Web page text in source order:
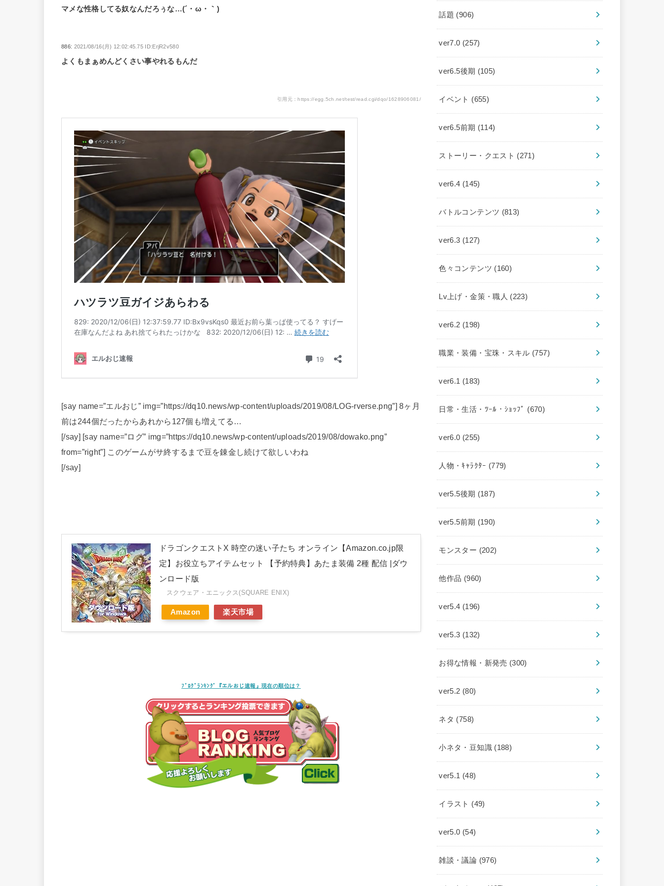
マメな性格してる奴なんだろぅな…(´・ω・｀)
886: 2021/08/16(月) 12:02:45.75 ID:ErjR2v580
よくもまぁめんどくさい事やれるもんだ
引用元：https://egg.5ch.net/test/read.cgi/dqo/1628906081/
[say name=”エルおじ” img=”https://dq10.news/wp-content/uploads/2019/08/LOG-rverse.png”] 8ヶ月
前は244個だったからあれから127個も増えてる…
[/say] [say name=”ログ” img=”https://dq10.news/wp-content/uploads/2019/08/dowako.png”
from=”right”] このゲームがサ終するまで豆を錬金し続けて欲しいわね
[/say]
ドラゴンクエストX 時空の迷い子たち オンライン【Amazon.co.jp限
定】お役立ちアイテムセット 【予約特典】あたま装備 2種 配信 |ダウ
ンロード版
スクウェア・エニックス(SQUARE ENIX)
Amazon 楽天市場
ﾌﾞﾛｸﾞﾗﾝｷﾝｸﾞ『エルおじ速報』現在の順位は？
話題 (906)
ver7.0 (257)
ver6.5後期 (105)
イベント (655)
ver6.5前期 (114)
ストーリー・クエスト (271)
ver6.4 (145)
バトルコンテンツ (813)
ver6.3 (127)
色々コンテンツ (160)
Lv上げ・金策・職人 (223)
ver6.2 (198)
職業・装備・宝珠・スキル (757)
ver6.1 (183)
日常・生活・ﾂｰﾙ・ｼｮｯﾌﾟ (670)
ver6.0 (255)
人物・ｷｬﾗｸﾀｰ (779)
ver5.5後期 (187)
ver5.5前期 (190)
モンスター (202)
他作品 (960)
ver5.4 (196)
ver5.3 (132)
お得な情報・新発売 (300)
ver5.2 (80)
ネタ (758)
小ネタ・豆知識 (188)
ver5.1 (48)
イラスト (49)
ver5.0 (54)
雑談・議論 (976)